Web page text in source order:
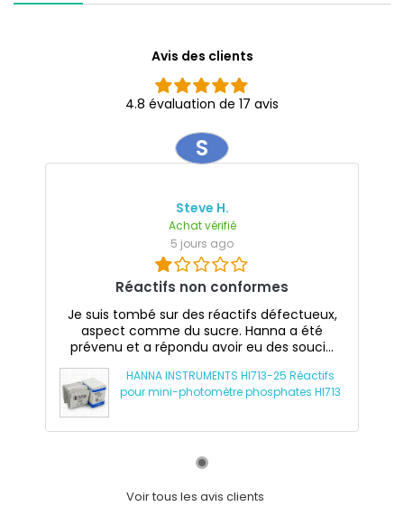
Avis des clients
4.8 évaluation de 17 avis
S
Steve H.
Achat vérifié
5 jours ago
Réactifs non conformes
Je suis tombé sur des réactifs défectueux,
aspect comme du sucre. Hanna a été
prévenu et a répondu avoir eu des souci...
HANNA INSTRUMENTS HI713-25 Réactifs
pour mini-photomètre phosphates HI713
Voir tous les avis clients